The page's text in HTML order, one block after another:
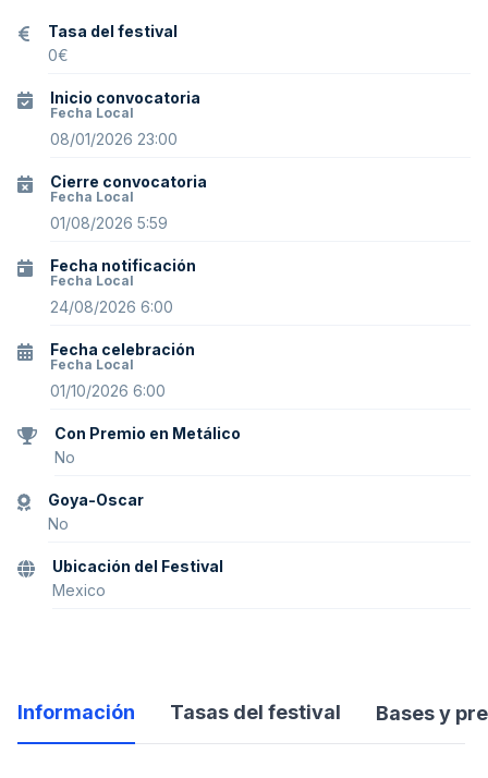
Tasa del festival
0€
Inicio convocatoria
Fecha Local
08/01/2026 23:00
Cierre convocatoria
Fecha Local
01/08/2026 5:59
Fecha notificación
Fecha Local
24/08/2026 6:00
Fecha celebración
Fecha Local
01/10/2026 6:00
Con Premio en Metálico
No
Goya-Oscar
No
Ubicación del Festival
Mexico
Información Tasas del festival Bases y